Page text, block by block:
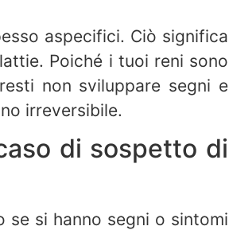
aspecifici. Ciò significa
Poiché i tuoi reni sono
non sviluppare segni e
irreversibile.
di sospetto di
se si hanno segni o sintomi